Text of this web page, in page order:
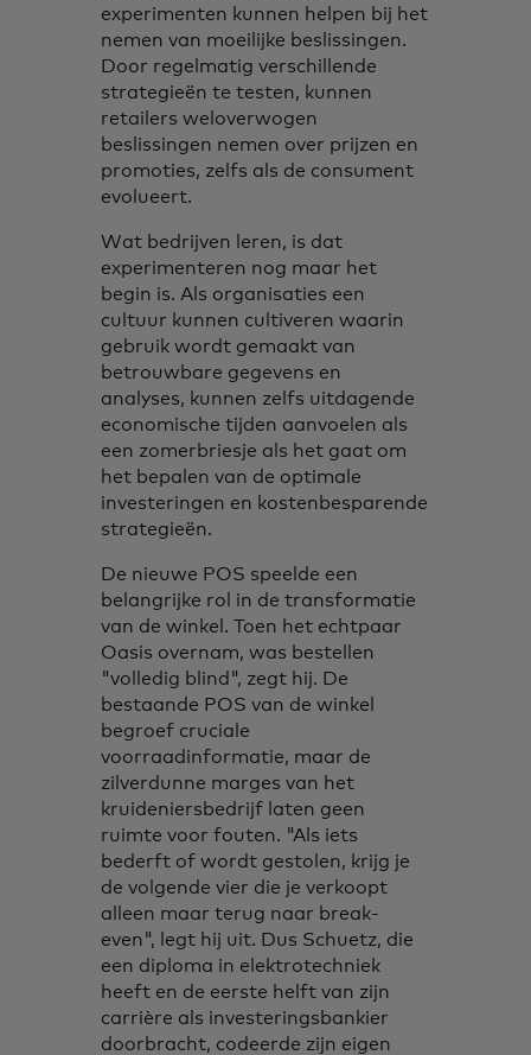
experimenten kunnen helpen bij het
nemen van moeilijke beslissingen.
Door regelmatig verschillende
strategieën te testen, kunnen
retailers weloverwogen
beslissingen nemen over prijzen en
promoties, zelfs als de consument
evolueert.
Wat bedrijven leren, is dat
experimenteren nog maar het
begin is. Als organisaties een
cultuur kunnen cultiveren waarin
gebruik wordt gemaakt van
betrouwbare gegevens en
analyses, kunnen zelfs uitdagende
economische tijden aanvoelen als
een zomerbriesje als het gaat om
het bepalen van de optimale
investeringen en kostenbesparende
strategieën.
De nieuwe POS speelde een
belangrijke rol in de transformatie
van de winkel. Toen het echtpaar
Oasis overnam, was bestellen
"volledig blind", zegt hij. De
bestaande POS van de winkel
begroef cruciale
voorraadinformatie, maar de
zilverdunne marges van het
kruideniersbedrijf laten geen
ruimte voor fouten. "Als iets
bederft of wordt gestolen, krijg je
de volgende vier die je verkoopt
alleen maar terug naar break-
even", legt hij uit. Dus Schuetz, die
een diploma in elektrotechniek
heeft en de eerste helft van zijn
carrière als investeringsbankier
doorbracht, codeerde zijn eigen